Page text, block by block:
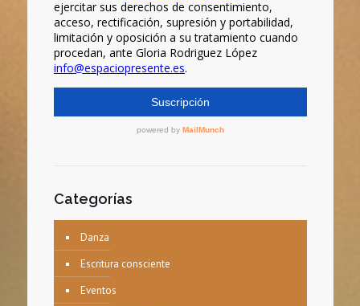
Categorías
Danza
Escritura consciente
Eventos